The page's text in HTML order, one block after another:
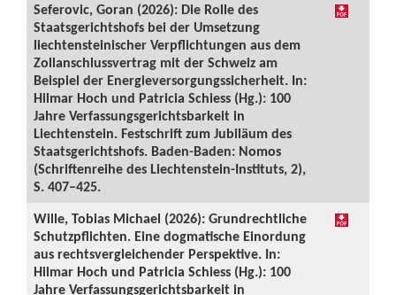
Seferovic, Goran (2026): Die Rolle des
Staatsgerichtshofs bei der Umsetzung
liechtensteinischer Verpflichtungen aus dem
Zollanschlussvertrag mit der Schweiz am
Beispiel der Energieversorgungssicherheit. In:
Hilmar Hoch und Patricia Schiess (Hg.): 100
Jahre Verfassungsgerichtsbarkeit in
Liechtenstein. Festschrift zum Jubiläum des
Staatsgerichtshofs. Baden-Baden: Nomos
(Schriftenreihe des Liechtenstein-Instituts, 2),
S. 407–425.
Wille, Tobias Michael (2026): Grundrechtliche
Schutzpflichten. Eine dogmatische Einordung
aus rechtsvergleichender Perspektive. In:
Hilmar Hoch und Patricia Schiess (Hg.): 100
Jahre Verfassungsgerichtsbarkeit in